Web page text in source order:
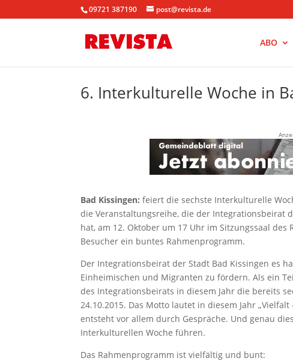
09721 387190 post@revista.de
ABO
6. Interkulturelle Woche in
Bad Kissingen:feiert die sechste Interkulturelle
die Veranstaltungsreihe, die der Integrationsbeirat
hat, am 12. Oktober um 17 Uhr im Sitzungssaal
Besucher ein buntes Rahmenprogramm.
Der Integrationsbeirat der Stadt Bad Kissingen es
Einheimischen und Migranten zu fördern. Als ein
des Integrationsbeirats in diesem Jahr die bereits
24.10.2015. Das Motto lautet in diesem Jahr
entsteht vor allem durch Gespräche. Und genau
Interkulturellen Woche führen.
Das Rahmenprogramm ist vielfältig und bunt: